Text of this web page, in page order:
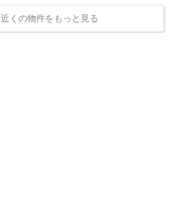
近くの物件をもっと見る